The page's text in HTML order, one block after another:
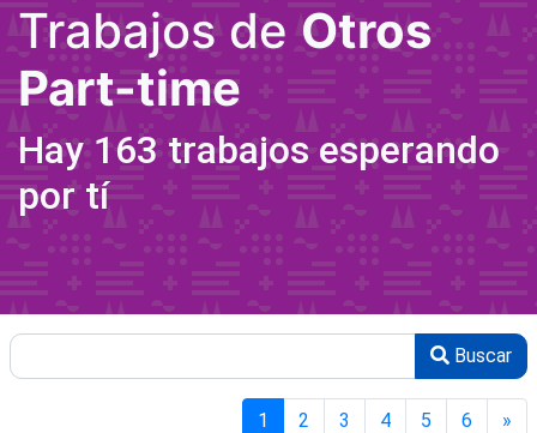
Trabajos deOtros
Part-time
Hay 163 trabajos esperando
por tí
Buscar
1 2 3 4 5 6 »